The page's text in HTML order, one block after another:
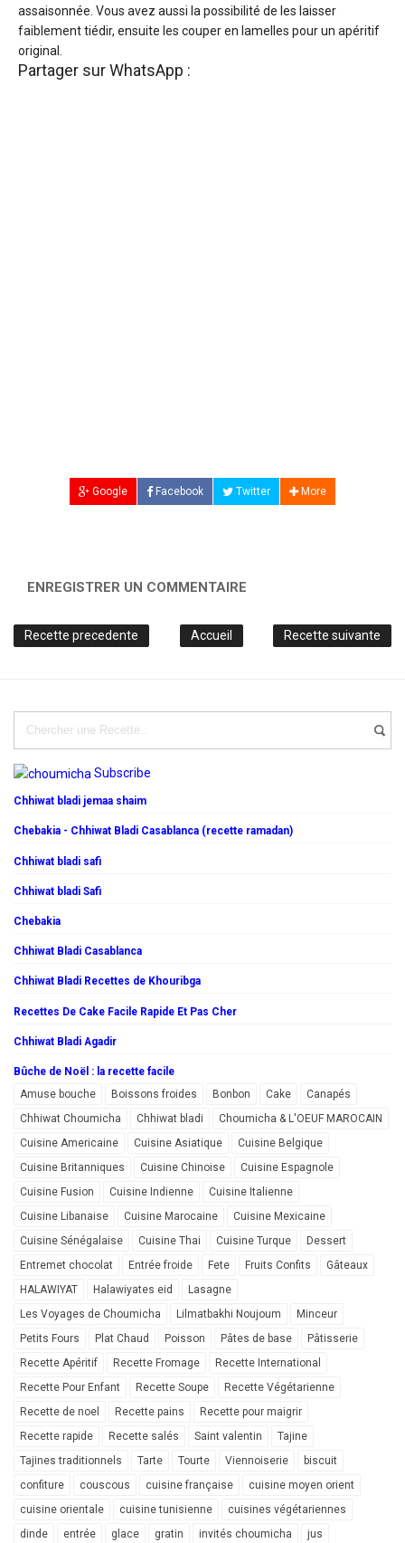
assaisonnée. Vous avez aussi la possibilité de les laisser
faiblement tiédir, ensuite les couper en lamelles pour un apéritif
original.
Partager sur WhatsApp :
Google Facebook Twitter More
ENREGISTRER UN COMMENTAIRE
Recette precedente Recette suivante
Accueil
Subscribe
Chhiwat bladi jemaa shaim
Chebakia - Chhiwat Bladi Casablanca (recette ramadan)
Chhiwat bladi safi
Chhiwat bladi Safi
Chebakia
Chhiwat Bladi Casablanca
Chhiwat Bladi Recettes de Khouribga
Recettes De Cake Facile Rapide Et Pas Cher
Chhiwat Bladi Agadir
Bûche de Noël : la recette facile
Amuse bouche
Boissons froides Bonbon Cake
Canapés
Chhiwat Choumicha
Chhiwat bladi
Choumicha & L'OEUF MAROCAIN
Cuisine Americaine
Cuisine Asiatique
Cuisine Belgique
Cuisine Britanniques
Cuisine Chinoise
Cuisine Espagnole
Cuisine Fusion
Cuisine Indienne
Cuisine Italienne
Cuisine Libanaise
Cuisine Marocaine
Cuisine Mexicaine
Cuisine Sénégalaise
Cuisine Thai Cuisine Turque
Dessert
Entremet chocolat
Entrée froide Fete Fruits Confits
Gâteaux
HALAWIYAT
Halawiyates eid
Lasagne
Les Voyages de Choumicha
Lilmatbakhi Noujoum
Minceur
Petits Fours
Plat Chaud Poisson Pâtes de base
Pâtisserie
Recette Apéritif
Recette Fromage
Recette International
Recette Pour Enfant
Recette Soupe
Recette Végétarienne
Recette de noel
Recette pains
Recette pour maigrir
Recette rapide
Recette salés Saint valentin
Tajine
Tajines traditionnels
Tarte Tourte Viennoiserie
biscuit
confiture
couscous cuisine française
cuisine moyen orient
cuisine orientale
cuisine tunisienne
cuisines végétariennes
dinde
entrée glace gratin invités choumicha jus